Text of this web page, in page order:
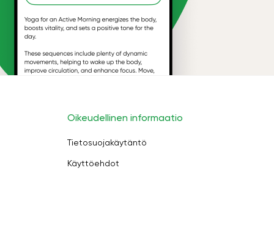
Oikeudellinen informaatio
Tietosuojakäytäntö
Käyttöehdot